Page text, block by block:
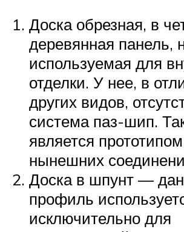
Доска обрезная, в
деревянная панель,
используемая для
отделки. У нее, в
других видов,
система паз-шип.
является
нынешних
Доска в шпунт —
профиль
исключительно для